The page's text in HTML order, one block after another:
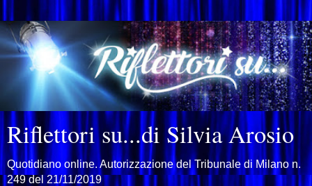
Riflettori su...di Silvia Arosio
Quotidiano online. Autorizzazione del Tribunale di Milano n.
249 del 21/11/2019